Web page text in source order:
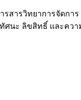
สารวิทยาการจัดการ
ศนะ ลิขสิทธิ์ และคว